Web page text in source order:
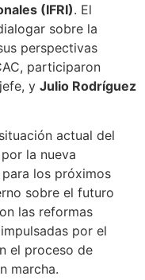
(IFRI). El
sobre la
perspectivas
participaron
y Julio Rodríguez
actual del
la nueva
los próximos
sobre el futuro
las reformas
por el
el proceso de
marcha.